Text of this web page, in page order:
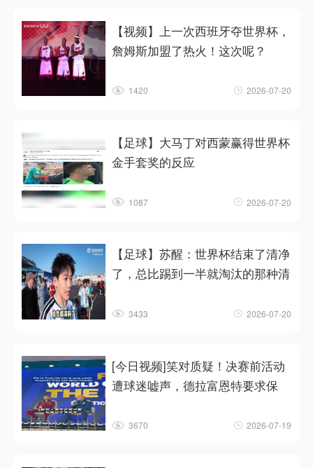
【视频】上一次西班牙夺世界杯，
詹姆斯加盟了热火！这次呢？
1420 2026-07-20
【足球】大马丁对西蒙赢得世界杯
金手套奖的反应
1087 2026-07-20
【足球】苏醒：世界杯结束了清净
了，总比踢到一半就淘汰的那种清
3433 2026-07-20
[今日视频]笑对质疑！决赛前活动
遭球迷嘘声，德拉富恩特要求保
3670 2026-07-19